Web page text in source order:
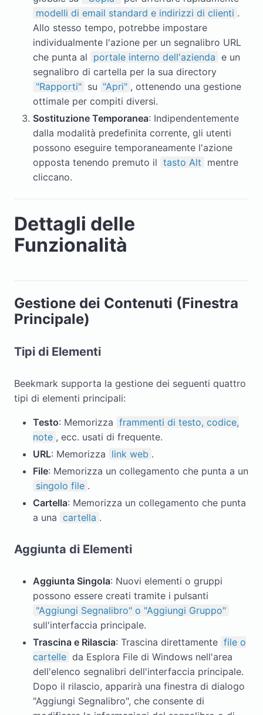
modelli di email standard e indirizzi di clienti .
Allo stesso tempo, potrebbe impostare
individualmente l'azione per un segnalibro URL
che punta al portale interno dell'azienda e un
segnalibro di cartella per la sua directory
"Rapporti" su "Apri" , ottenendo una gestione
ottimale per compiti diversi.
Sostituzione Temporanea: Indipendentemente
dalla modalità predefinita corrente, gli utenti
possono eseguire temporaneamente l'azione
opposta tenendo premuto il tasto Alt mentre
cliccano.
Dettagli delle
Funzionalità
Gestione dei Contenuti (Finestra
Principale)
Tipi di Elementi
Beekmark supporta la gestione dei seguenti quattro
tipi di elementi principali:
Testo: Memorizza frammenti di testo, codice,
note , ecc. usati di frequente.
URL: Memorizza link web .
File: Memorizza un collegamento che punta a un
singolo file .
Cartella: Memorizza un collegamento che punta
a una cartella .
Aggiunta di Elementi
Aggiunta Singola: Nuovi elementi o gruppi
possono essere creati tramite i pulsanti
"Aggiungi Segnalibro" o "Aggiungi Gruppo"
sull'interfaccia principale.
Trascina e Rilascia: Trascina direttamente file o
cartelle da Esplora File di Windows nell'area
dell'elenco segnalibri dell'interfaccia principale.
Dopo il rilascio, apparirà una finestra di dialogo
"Aggiungi Segnalibro", che consente di